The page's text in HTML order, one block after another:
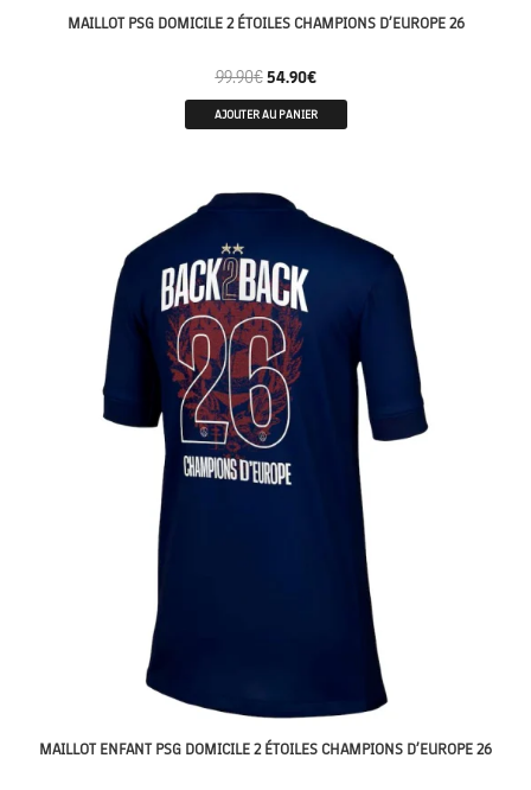
MAILLOT PSG DOMICILE 2 ÉTOILES CHAMPIONS D’EUROPE 26
99.90€ 54.90€
AJOUTER AU PANIER
MAILLOT ENFANT PSG DOMICILE 2 ÉTOILES CHAMPIONS D’EUROPE 26